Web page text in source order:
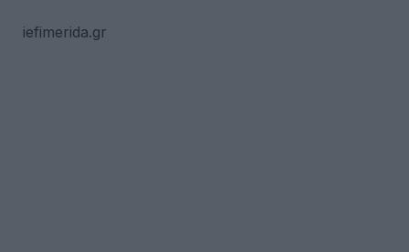
iefimerida.gr